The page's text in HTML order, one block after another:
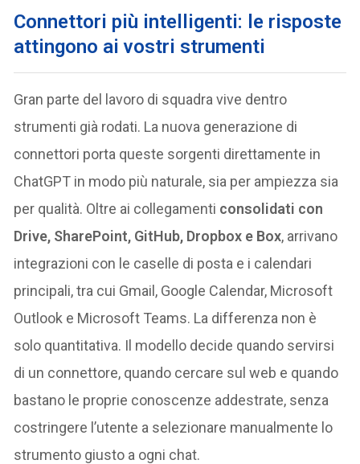
Connettori più intelligenti: le risposte
attingono ai vostri strumenti
Gran parte del lavoro di squadra vive dentro
strumenti già rodati. La nuova generazione di
connettori porta queste sorgenti direttamente in
ChatGPT in modo più naturale, sia per ampiezza sia
per qualità. Oltre ai collegamenti consolidati con
Drive, SharePoint, GitHub, Dropbox e Box, arrivano
integrazioni con le caselle di posta e i calendari
principali, tra cui Gmail, Google Calendar, Microsoft
Outlook e Microsoft Teams. La differenza non è
solo quantitativa. Il modello decide quando servirsi
di un connettore, quando cercare sul web e quando
bastano le proprie conoscenze addestrate, senza
costringere l’utente a selezionare manualmente lo
strumento giusto a ogni chat.